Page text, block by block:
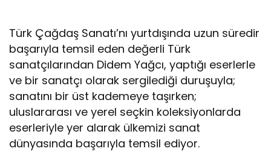
Türk Çağdaş Sanatı’nı yurtdışında uzun süredir
başarıyla temsil eden değerli Türk
sanatçılarından Didem Yağcı, yaptığı eserlerle
ve bir sanatçı olarak sergilediği duruşuyla;
sanatını bir üst kademeye taşırken;
uluslararası ve yerel seçkin koleksiyonlarda
eserleriyle yer alarak ülkemizi sanat
dünyasında başarıyla temsil ediyor.